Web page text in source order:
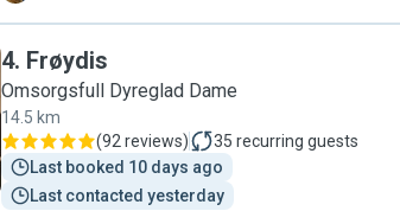
det betydde utrolig mye for oss. Det var så godt å se
at katten trivdes og fikk masse omsorg, noe som
gjorde at vi kunne senke skuldrene og nyte ferien
uten bekymringer. Vi er veldig takknemlige for den
gode omsorgen Sigrid ga katten vår, og vi kommer
definitivt til å spørre henne igjen. Anbefales på det
aller varmeste!"
4. Frøydis
Omsorgsfull Dyreglad Dame
14.5 km
(92 reviews) 35 recurring guests
Last booked 10 days ago
Last contacted yesterday